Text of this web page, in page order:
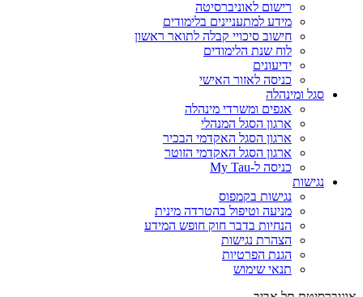
רישום לאוניברסיטה
מידע למתעניינים בלימודים
חישוב סיכויי קבלה לתואר ראשון
לוח שנת הלימודים
ידיעונים
כניסה לאזור האישי
סגל ומינהלה
אגפים ומשרדי מינהלה
ארגון הסגל המנהלי
ארגון הסגל האקדמי הבכיר
ארגון הסגל האקדמי הזוטר
כניסה ל-My Tau
נגישות
נגישות בקמפוס
מניעה וטיפול בהטרדה מינית
הנחיות בדבר חוק חופש המידע
הצהרת נגישות
הגנת הפרטיות
תנאי שימוש